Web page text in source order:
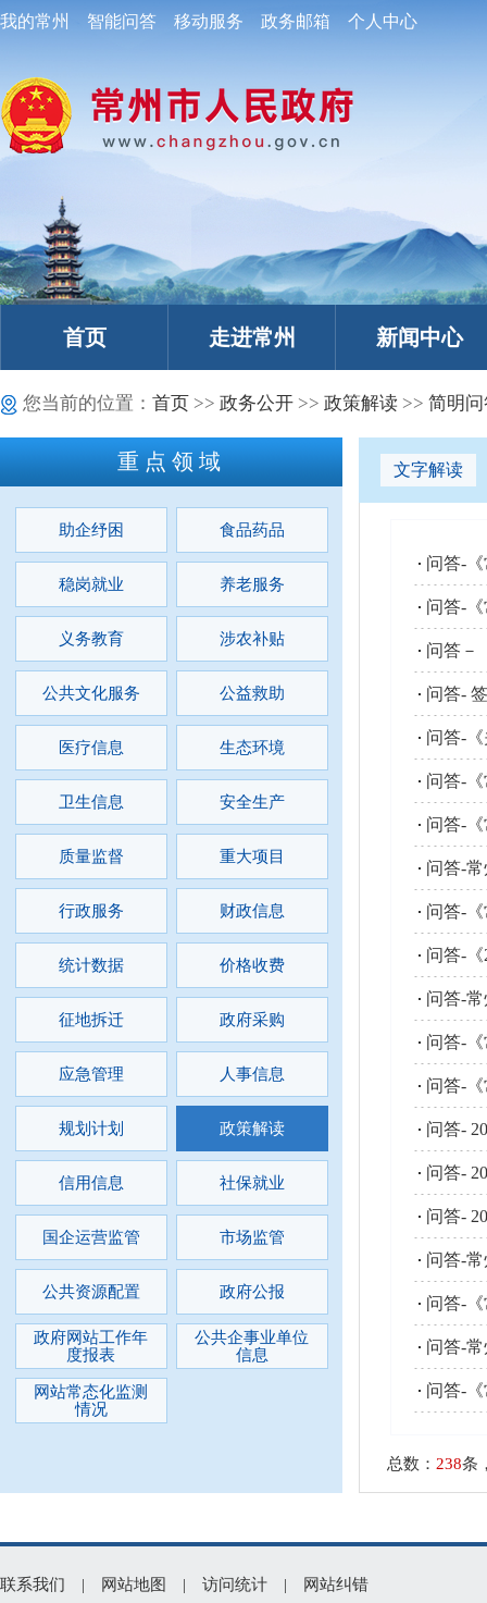
我的常州 智能问答 移动服务 政务邮箱 个人中心
首页 走进常州 新闻中心
您当前的位置： 首页 >> 政务公开 >> 政策解读 >> 简明
重点领域
助企纾困 食品药品
稳岗就业 养老服务
义务教育 涉农补贴
公共文化服务 公益救助
医疗信息 生态环境
卫生信息 安全生产
质量监督 重大项目
行政服务 财政信息
统计数据 价格收费
征地拆迁 政府采购
应急管理 人事信息
规划计划 政策解读
信用信息 社保就业
国企运营监管 市场监管
公共资源配置 政府公报
政府网站工作年
度报表
公共企事业单位
信息
网站常态化监测
情况
文字解读
问答-
问答-
问答－
问答-
问答-
问答-
问答-
问答-
问答-
问答-
问答-
问答-
问答-
问答-
问答-
问答-
问答-
问答-
问答-
问答-
总数： 238条
联系我们 | 网站地图 | 访问统计 |
网站纠错